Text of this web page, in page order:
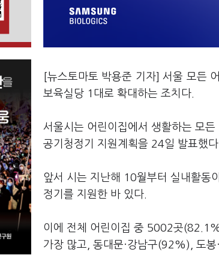
[뉴스토마토 박용준 기자] 서울 모든
보육실당 1대로 확대하는 조치다.
서울시는 어린이집에서 생활하는 모
공기청정기 지원계획을 24일 발표했다.
앞서 시는 지난해 10월부터 실내활동
정기를 지원한 바 있다.
이에 전체 어린이집 중 5002곳
가장 많고, 동대문·강남구(92%), 도